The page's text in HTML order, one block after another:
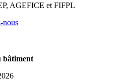
AGEFICE et FIFPL
nous
bâtiment